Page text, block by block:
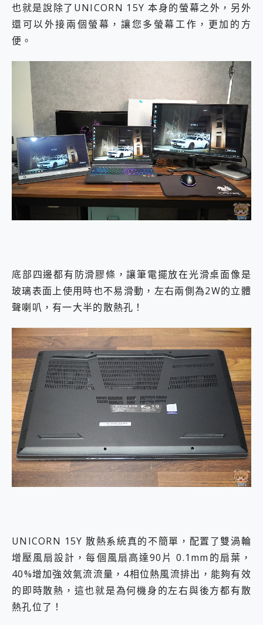
也就是說除了UNICORN 15Y 本身的螢幕之外，另外
還可以外接兩個螢幕，讓您多螢幕工作，更加的方
便。
底部四邊都有防滑膠條，讓筆電擺放在光滑桌面像是
玻璃表面上使用時也不易滑動，左右兩側為2W的立體
聲喇叭，有一大半的散熱孔！
UNICORN 15Y 散熱系統真的不簡單，配置了雙渦輪
增壓風扇設計，每個風扇高達90片 0.1mm的扇葉，
40%增加強效氣流流量，4相位熱風流排出，能夠有效
的即時散熱，這也就是為何機身的左右與後方都有散
熱孔位了！